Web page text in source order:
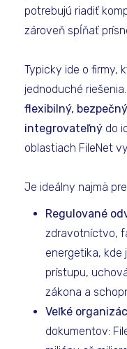
potrebujú riadiť
zároveň spĺňať
Typicky ide o firmy,
jednoduché
flexibilný,
integrovateľný do
oblastiach FileNet
Je ideálny najmä
Regulované
zdravotníctvo,
energetika, kde
prístupu,
zákona a
Veľké
dokumentov: